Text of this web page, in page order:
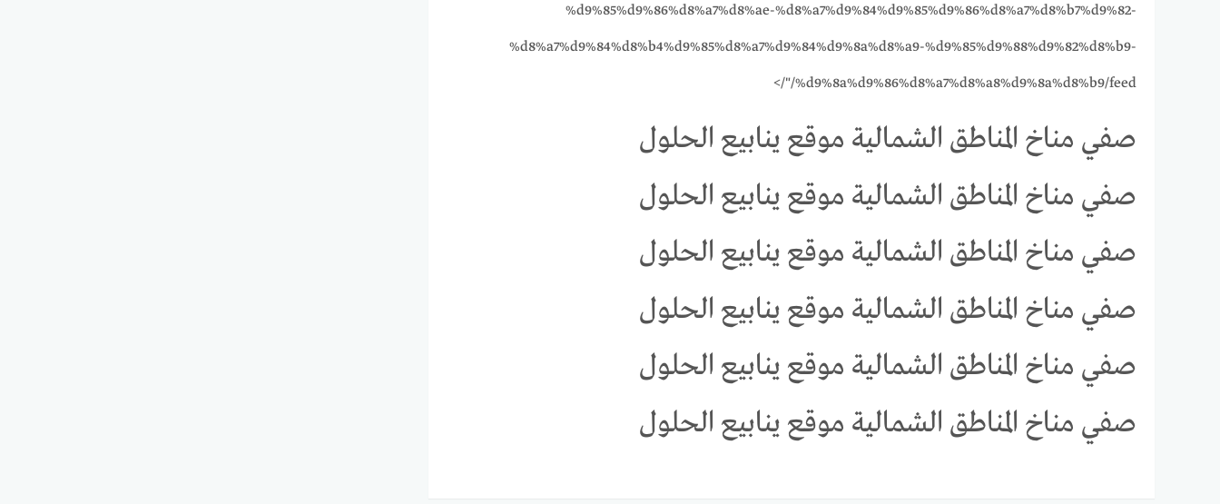
%d9%85%d9%86%d8%a7%d8%ae-%d8%a7%d9%84%d9%85%d9%86%d8%a7%d8%b7%d9%82-
%d8%a7%d9%84%d8%b4%d9%85%d8%a7%d9%84%d9%8a%d8%a9-%d9%85%d9%88%d9%82%d8%b9-
%d9%8a%d9%86%d8%a7%d8%a8%d9%8a%d8%b9/feed/"/>
صفي مناخ المناطق الشمالية موقع ينابيع الحلول
صفي مناخ المناطق الشمالية موقع ينابيع الحلول
صفي مناخ المناطق الشمالية موقع ينابيع الحلول
صفي مناخ المناطق الشمالية موقع ينابيع الحلول
صفي مناخ المناطق الشمالية موقع ينابيع الحلول
صفي مناخ المناطق الشمالية موقع ينابيع الحلول